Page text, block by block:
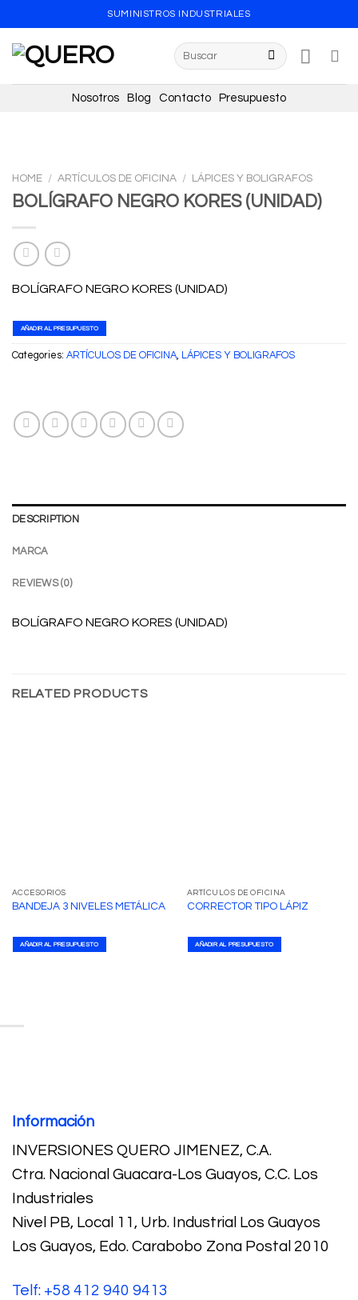
to
content
SUMINISTROS INDUSTRIALES
Search
for:
Nosotros Blog Contacto Presupuesto
HOME / ARTÍCULOS DE OFICINA / LÁPICES Y BOLIGRAFOS
BOLÍGRAFO NEGRO KORES (UNIDAD)
BOLÍGRAFO NEGRO KORES (UNIDAD)
AÑADIR AL PRESUPUESTO
Categories: ARTÍCULOS DE OFICINA, LÁPICES Y BOLIGRAFOS
DESCRIPTION
MARCA
REVIEWS (0)
BOLÍGRAFO NEGRO KORES (UNIDAD)
RELATED PRODUCTS
ACCESORIOS
BANDEJA 3 NIVELES METÁLICA
AÑADIR AL PRESUPUESTO
ARTÍCULOS DE OFICINA
CORRECTOR TIPO LÁPIZ
AÑADIR AL PRESUPUESTO
Información
INVERSIONES QUERO JIMENEZ, C.A.
Ctra. Nacional Guacara-Los Guayos, C.C. Los
Industriales
Nivel PB, Local 11, Urb. Industrial Los Guayos
Los Guayos, Edo. Carabobo Zona Postal 2010
Telf: +58 412 940 9413